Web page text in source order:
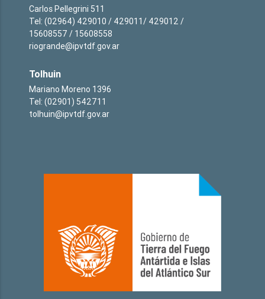
Carlos Pellegrini 511
Tel: (02964) 429010 / 429011/ 429012 /
15608557 / 15608558
riogrande@ipvtdf.gov.ar
Tolhuin
Mariano Moreno 1396
Tel: (02901) 542711
tolhuin@ipvtdf.gov.ar